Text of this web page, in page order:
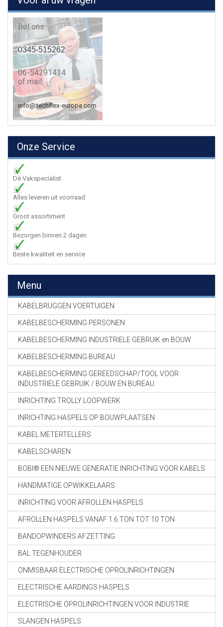
Bel ons:
0345-515262
06-54291414
of mail:
info@techflex-europa.com
Onze Service
Dè Vakspecialist
Alles leveren uit voorraad
Groot assortiment
Bezorgen binnen 2 dagen
Beste kwaliteit en service
Menu
KABELBRUGGEN VOERTUIGEN
KABELBESCHERMING PERSONEN
KABELBESCHERMING INDUSTRIELE GEBRUIK en BOUW
KABELBESCHERMING BUREAU
KABELBESCHERMING GEREEDSCHAP/TOOL VOOR
INDUSTRIELE GEBRUIK / BOUW EN BUREAU
INRICHTING TROLLY LOOPWERK
INRICHTING HASPELS OP BOUWPLAATSEN
KABEL METERTELLERS
KABELSCHAREN
BOBI® EEN NIEUWE GENERATIE INRICHTING VOOR KABELS
HANDMATIGE OPWIKKELAARS
INRICHTING VOOR AFROLLEN HASPELS
AFROLLEN HASPELS VANAF 1.6 TON TOT 10 TON
BANDOPWINDERS AFZETTING
BAL TEGENHOUDER
ONMISBAAR ELECTRISCHE OPROLINRICHTINGEN
ELECTRISCHE AARDINGS HASPELS
ELECTRISCHE OPROLINRICHTINGEN VOOR INDUSTRIE
SLANGEN HASPELS